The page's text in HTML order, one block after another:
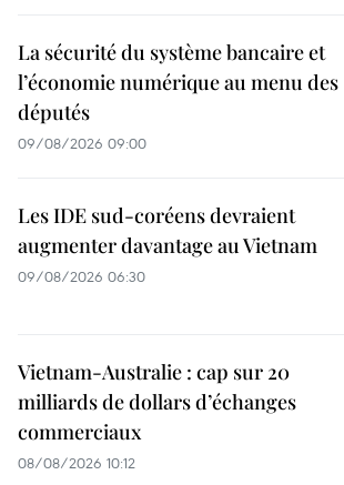
La sécurité du système bancaire et
l’économie numérique au menu des
députés
09/08/2026 09:00
Les IDE sud-coréens devraient
augmenter davantage au Vietnam
09/08/2026 06:30
Vietnam-Australie : cap sur 20
milliards de dollars d’échanges
commerciaux
08/08/2026 10:12